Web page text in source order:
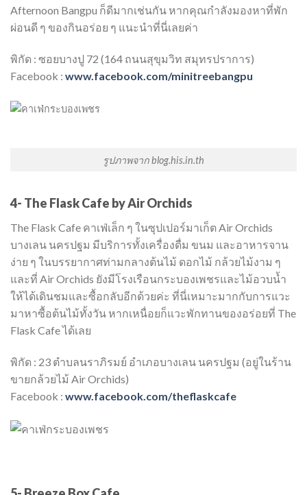
Afternoon Bangpu ก็ดีมากเช่นกัน หากคุณกำลังมองหาที่พัก
ผ่อนดี ๆ ของกินอร่อย ๆ แนะนำที่นี่เลยค่า
พิกัด : ซอยบางปู 72 (164 ถนนสุขุมวิท สมุทรปราการ)
Facebook : www.facebook.com/minitreebangpu
รูปภาพจาก blog.his.in.th
4- The Flask Cafe by Air Orchids
The Flask Cafe คาเฟ่เล็ก ๆ ในซุปเปอร์มาเก็ต Air Orchids
บางเลน นครปฐม มีบริการทั้งเครื่องดื่ม ขนม และอาหารจาน
ง่าย ๆ ในบรรยากาศท่ามกลางต้นไม้ ดอกไม้ กล้วยไม้งาม ๆ
และที่ Air Orchids ยังมีโรงเรือนกระบองเพชรและไม้อวบน้ำ
ให้ได้เดินชมและซื้อกลับอีกด้วยค่ะ ที่นี่เหมาะมากกับการแวะ
มาหาซื้อต้นไม้ทั้งวัน หากเหนื่อยก็แวะพักทานของอร่อยที่ The
Flask Cafe ได้เลย
พิกัด : 23 ตำบลนราภิรมย์ อำเภอบางเลน นครปฐม (อยู่ในร้าน
ขายกล้วยไม้ Air Orchids)
Facebook : www.facebook.com/theflaskcafe